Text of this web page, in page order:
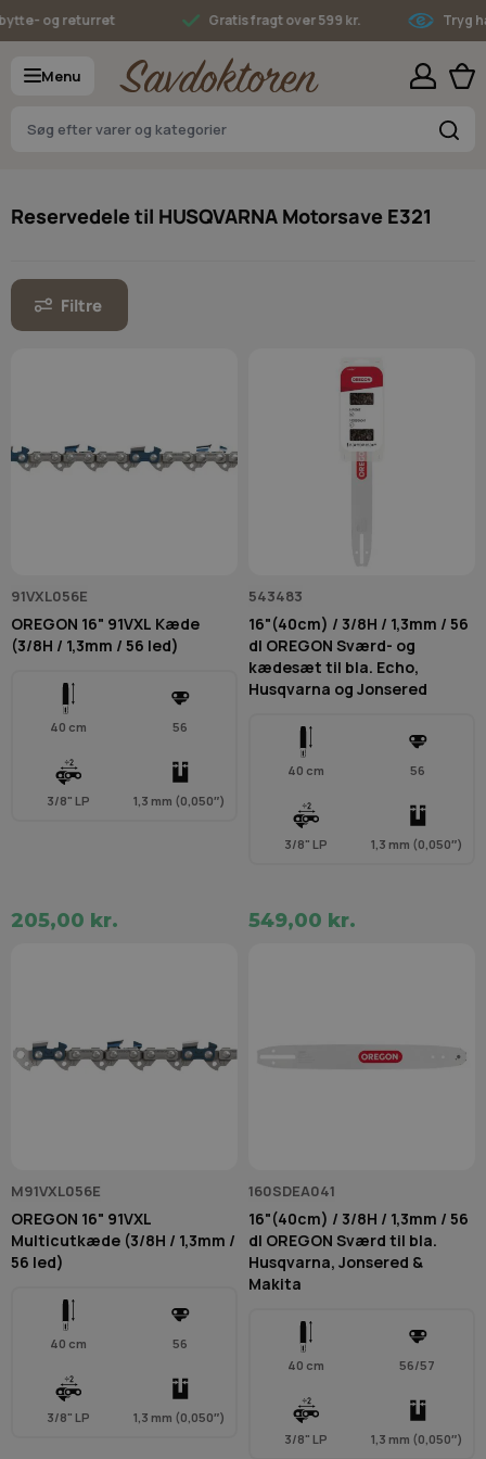
Skip to Content
og returret Gratis fragt over 599 kr. Tryg
Menu
Reservedele til HUSQVARNA Motorsave E321
Filtre
91VXL056E
OREGON 16" 91VXL Kæde
(3/8H / 1,3mm / 56 led)
40 cm 56
3/8" LP 1,3 mm (0,050″)
205,00 kr.
543483
16"(40cm) / 3/8H / 1,3mm / 56
dl OREGON Sværd- og
kædesæt til bla. Echo,
Husqvarna og Jonsered
40 cm 56
3/8" LP 1,3 mm (0,050″)
549,00 kr.
M91VXL056E
OREGON 16" 91VXL
Multicutkæde (3/8H / 1,3mm /
56 led)
40 cm 56
3/8" LP 1,3 mm (0,050″)
160SDEA041
16"(40cm) / 3/8H / 1,3mm / 56
dl OREGON Sværd til bla.
Husqvarna, Jonsered &
Makita
40 cm 56/57
3/8" LP 1,3 mm (0,050″)